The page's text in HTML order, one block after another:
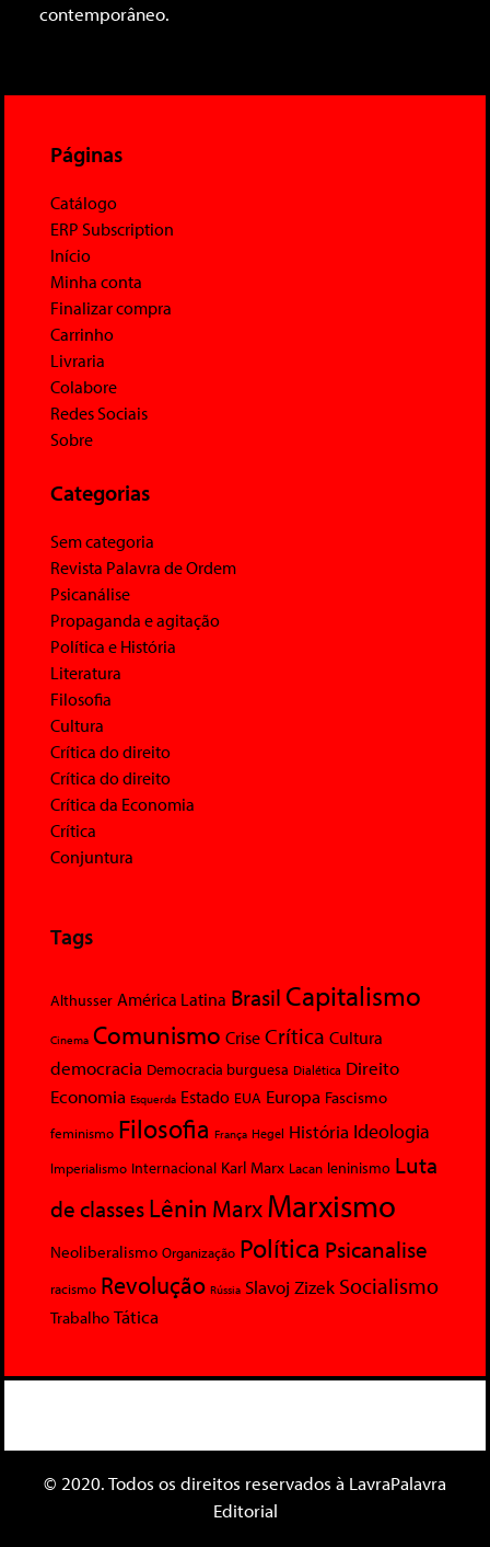
contemporâneo.
Páginas
Catálogo
ERP Subscription
Início
Minha conta
Finalizar compra
Carrinho
Livraria
Colabore
Redes Sociais
Sobre
Categorias
Sem categoria
Revista Palavra de Ordem
Psicanálise
Propaganda e agitação
Política e História
Literatura
Filosofia
Cultura
Crítica do direito
Crítica do direito
Crítica da Economia
Crítica
Conjuntura
Tags
Althusser América Latina Brasil Capitalismo
Cinema Comunismo Crise Crítica Cultura
democracia Democracia burguesa Dialética Direito
Economia Esquerda Estado EUA Europa Fascismo
feminismo Filosofia França Hegel História Ideologia
Imperialismo Internacional Karl Marx Lacan leninismo Luta
de classesLênin MarxMarxismo
Neoliberalismo Organização Política Psicanalise
racismo Revolução Rússia Slavoj Zizek Socialismo
Trabalho Tática
© 2020. Todos os direitos reservados à LavraPalavra
Editorial